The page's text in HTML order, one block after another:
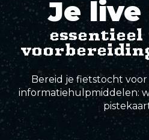
Elite-sporen
Je
Bereid je fietstocht
informatiehulpmiddelen: